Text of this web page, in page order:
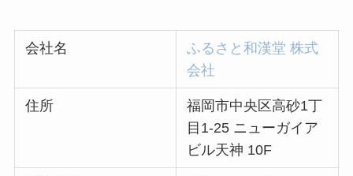
会社名
ふるさと和漢堂 株式
会社
住所
福岡市中央区高砂1丁
目1-25 ニューガイア
ビル天神 10F